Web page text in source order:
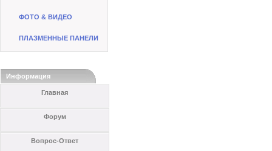
ФОТО & ВИДЕО
ПЛАЗМЕННЫЕ ПАНЕЛИ
Информация
Главная
Форум
Вопрос-Ответ